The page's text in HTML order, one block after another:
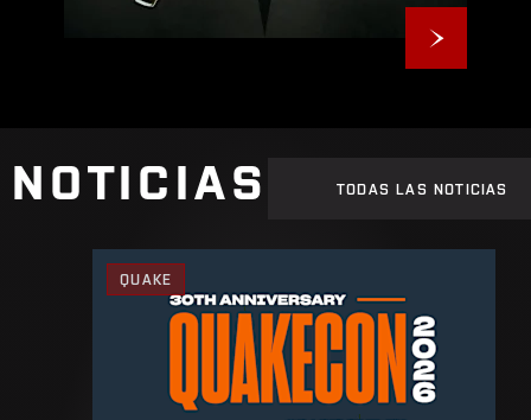
NOTICIAS TODAS LAS NOTICIAS
QUAKE